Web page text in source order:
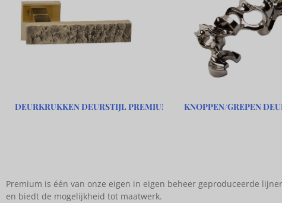
DEURKRUKKEN DEURSTIJL PREMIUM KNOPPEN/GREPEN
Premium is één van onze eigen in eigen beheer geproduceerde
en biedt de mogelijkheid tot maatwerk.